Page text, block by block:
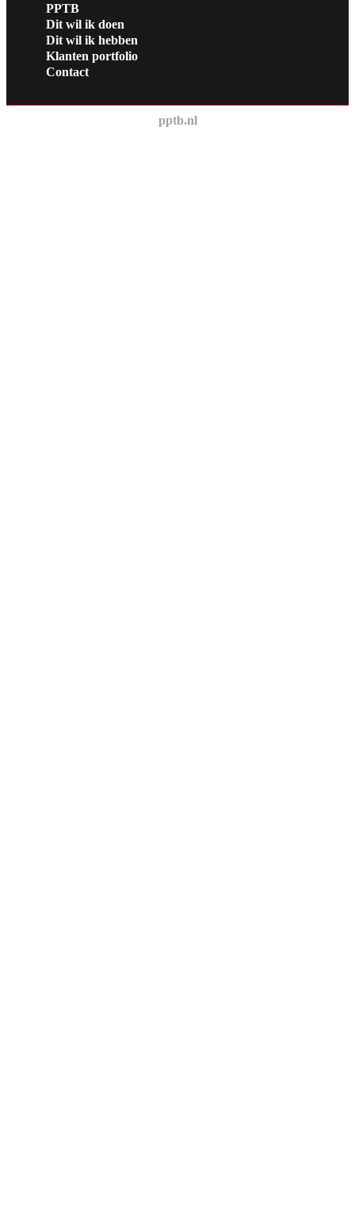
PPTB
Dit wil ik doen
Dit wil ik hebben
Klanten portfolio
Contact
pptb.nl